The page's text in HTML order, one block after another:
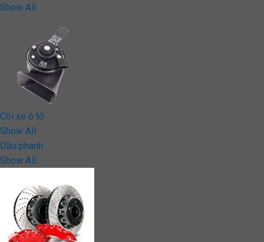
Show All
Còi xe ô tô
Show All
Dầu phanh
Show All